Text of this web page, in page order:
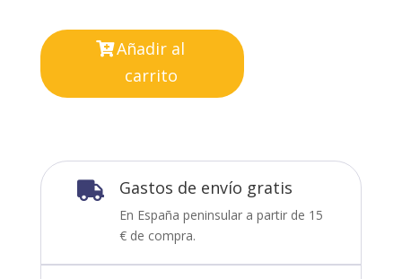
Añadir al
carrito
 Gastos de envío gratis
En España peninsular a partir de 15
€ de compra.